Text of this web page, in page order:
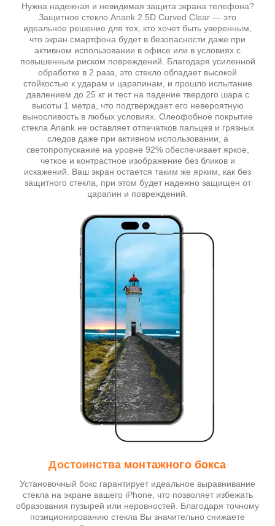
Нужна надежная и невидимая защита экрана телефона?
Защитное стекло Anank 2.5D Curved Clear — это
идеальное решение для тех, кто хочет быть уверенным,
что экран смартфона будет в безопасности даже при
активном использовании в офисе или в условиях с
повышенным риском повреждений. Благодаря усиленной
обработке в 2 раза, это стекло обладает высокой
стойкостью к ударам и царапинам, и прошло испытание
давлением до 25 кг и тест на падение твердого шара с
высоты 1 метра, что подтверждает его невероятную
выносливость в любых условиях. Олеофобное покрытие
стекла Anank не оставляет отпечатков пальцев и грязных
следов даже при активном использовании, а
светопропускание на уровне 92% обеспечивает яркое,
четкое и контрастное изображение без бликов и
искажений. Ваш экран остается таким же ярким, как без
защитного стекла, при этом будет надежно защищен от
царапин и повреждений.
Достоинства монтажного бокса
Установочный бокс гарантирует идеальное выравнивание
стекла на экране вашего iPhone, что позволяет избежать
образования пузырей или неровностей. Благодаря точному
позиционированию стекла Вы значительно снижаете